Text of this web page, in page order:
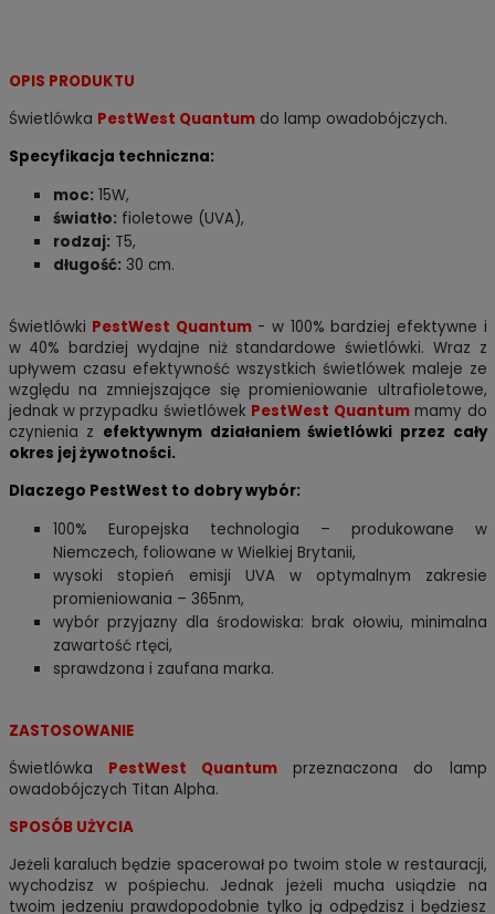
OPIS PRODUKTU
Świetlówka PestWest Quantumdo lamp owadobójczych.
Specyfikacja techniczna:
moc: 15W,
światło: fioletowe (UVA),
rodzaj: T5,
długość: 30 cm.
Świetlówki PestWest Quantum- w 100% bardziej efektywne i
w 40% bardziej wydajne niż standardowe świetlówki. Wraz z
upływem czasu efektywność wszystkich świetlówek maleje ze
względu na zmniejszające się promieniowanie ultrafioletowe,
jednak w przypadku świetlówek PestWest Quantummamy do
czynienia z efektywnym działaniem świetlówki przez cały
okres jej żywotności.
Dlaczego PestWest to dobry wybór:
100% Europejska technologia – produkowane w
Niemczech, foliowane w Wielkiej Brytanii,
wysoki stopień emisji UVA w optymalnym zakresie
promieniowania – 365nm,
wybór przyjazny dla środowiska: brak ołowiu, minimalna
zawartość rtęci,
sprawdzona i zaufana marka.
ZASTOSOWANIE
Świetlówka PestWest Quantumprzeznaczona do lamp
owadobójczych Titan Alpha.
SPOSÓB UŻYCIA
Jeżeli karaluch będzie spacerował po twoim stole w restauracji,
wychodzisz w pośpiechu. Jednak jeżeli mucha usiądzie na
twoim jedzeniu prawdopodobnie tylko ją odpędzisz i będziesz